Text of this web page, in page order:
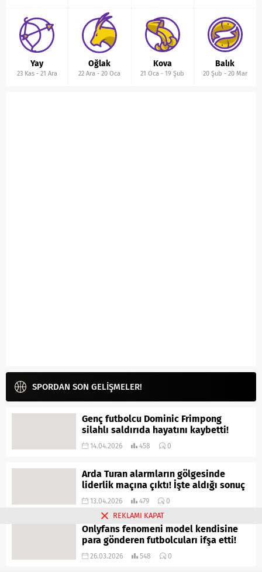
Yay
23 Kas- 21 Ara
Oğlak
22 Ara -20 Oca
Kova
21 Oca -19 Şub
Balık
20 Şub - 20 Mar
SPORDAN SON GELİŞMELER!
Genç futbolcu Dominic Frimpong
silahlı saldırıda hayatını kaybetti!
14.04.2026 458 0
Arda Turan alarmların gölgesinde
liderlik maçına çıktı! İşte aldığı sonuç
13.04.2026 479 0
Onlyfans fenomeni model kendisine
para gönderen futbolcuları ifşa etti!
26.03.2026 548 0
REKLAMI KAPAT